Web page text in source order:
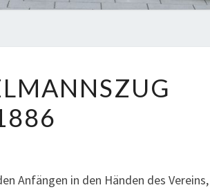
Anfängen in den Händen des Vereins,